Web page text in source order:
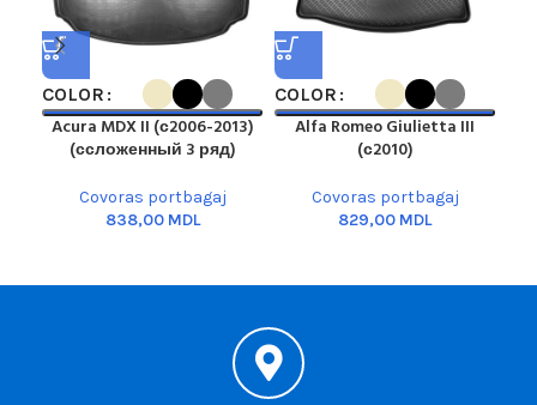
COLOR
Acura MDX II (с2006-2013)
(ссложенный 3 ряд)
Covoras portbagaj
MDL
COLOR
Alfa Romeo Giulietta III
(с2010)
Covoras portbagaj
MDL